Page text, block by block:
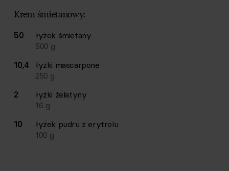
Krem śmietanowy:
50 łyżek śmietany
500 g
10,4
łyżki mascarpone
250 g
2
łyżki żelatyny
16 g
10
łyżek pudru z erytrolu
100 g